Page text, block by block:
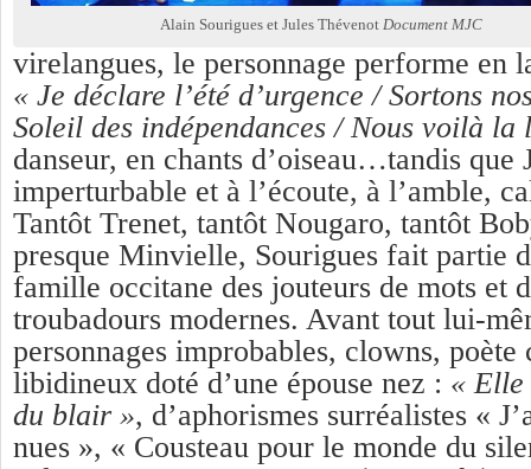
Alain Sourigues et Jules Thévenot Document MJC
virelangues, le personnage performe en
« Je déclare l’été d’urgence / Sortons
Soleil des indépendances / Nous voilà la
danseur, en chants d’oiseau…tandis que
imperturbable et à l’écoute, à l’amble,
Tantôt Trenet, tantôt Nougaro, tantôt
presque Minvielle, Sourigues fait partie
famille occitane des jouteurs de mots et
troubadours modernes. Avant tout lui-
personnages improbables, clowns,
libidineux doté d’une épouse nez : «
du blair », d’aphorismes surréalistes «
nues », « Cousteau pour le monde du